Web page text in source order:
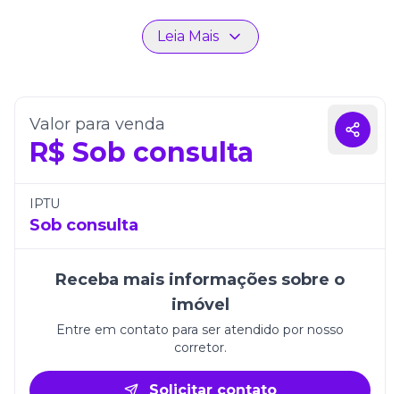
região, o Space Soul também se destaca como uma
excelente oportunidade de investimento, unindo
valorização e bem-estar.
planejadas para atender diferentes perfis de
moradores, com opções de 2 a 4 suítes e 2 a 3 vagas
de garagem. Os ambientes são amplos, iluminados e
entre os espaços. As salas de estar e jantar
conectadas criam um clima acolhedor e ideal para
O lavabo para visitas e a fechadura com senha na
porta de entrada são diferenciais que combinam
segurança e conforto, complementados por um
sistema de interfone que reforça a tranquilidade
dos moradores.
Leia Mais
Valor para venda
R$ Sob consulta
IPTU
Sob consulta
Receba mais informações sobre o
imóvel
Entre em contato para ser atendido por nosso
corretor.
Solicitar contato